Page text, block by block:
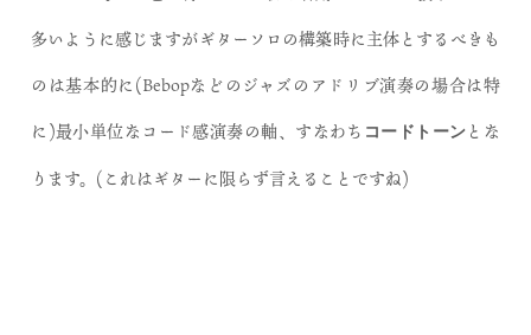
多いように感じますがギターソロの構築時に主体とするべきも
のは基本的に(Bebopなどのジャズのアドリブ演奏の場合は特
に)最小単位なコード感演奏の軸、すなわち コードトーン とな
ります。(これはギターに限らず言えることですね)